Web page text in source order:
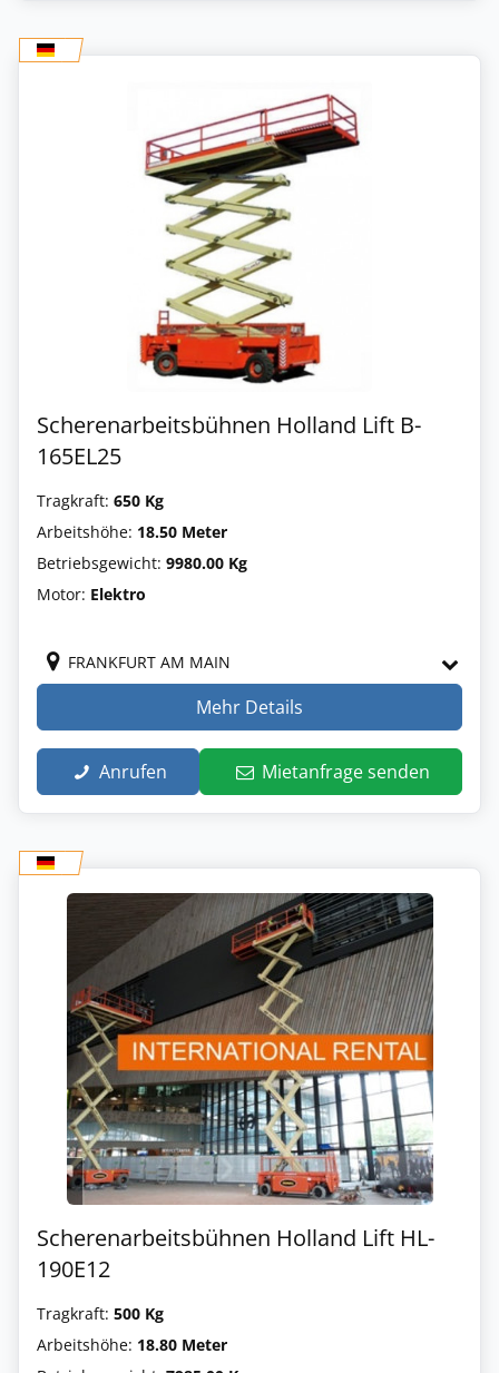
Scherenarbeitsbühnen Holland Lift B-
165EL25
Tragkraft: 650 Kg
Arbeitshöhe: 18.50 Meter
Betriebsgewicht: 9980.00 Kg
Motor: Elektro
FRANKFURT AM MAIN
Mehr Details
Anrufen Mietanfrage senden
Scherenarbeitsbühnen Holland Lift HL-
190E12
Tragkraft: 500 Kg
Arbeitshöhe: 18.80 Meter